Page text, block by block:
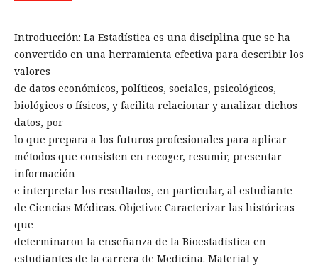
Introducción: La Estadística es una disciplina que se ha
convertido en una herramienta efectiva para describir los
valores
de datos económicos, políticos, sociales, psicológicos,
biológicos o físicos, y facilita relacionar y analizar dichos
datos, por
lo que prepara a los futuros profesionales para aplicar
métodos que consisten en recoger, resumir, presentar
información
e interpretar los resultados, en particular, al estudiante
de Ciencias Médicas. Objetivo: Caracterizar las históricas
que
determinaron la enseñanza de la Bioestadística en
estudiantes de la carrera de Medicina. Material y